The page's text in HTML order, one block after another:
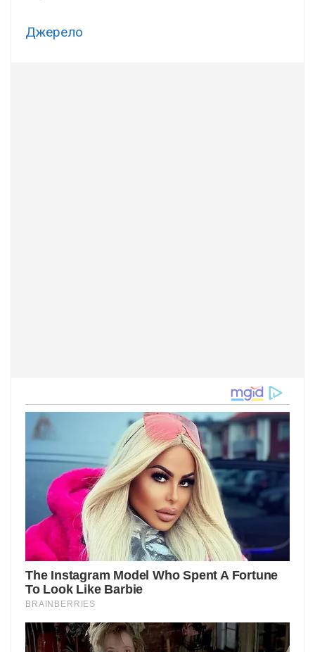
Джерело